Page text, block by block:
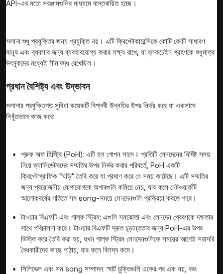
API-এর মতো সরঞ্জামগুলির মাধ্যমে বাস্তবায়িত হচ্ছে।
সলানা শুধু প্রযুক্তির জন্য প্রযুক্তি নয়। এটি ক্রিপ্টোকারেন্সিকে কোটি কোটি সাধারণ
মানুষ এবং ব্যবসার জন্য ব্যবহারযোগ্য করার লক্ষ্য রাখে, যা ব্লকচেইন গ্রহণকে শুধুমাত্র
উৎসুকদের মধ্যেই সীমাবদ্ধ রেখেছিল।
প্রধান বৈশিষ্ট্য এবং উদ্ভাবন
সলানার প্রযুক্তিগত সুবিধা কয়েকটি বিপ্লবী উন্নতির উপর নির্ভর করে যা একসাথে
নিখুঁতভাবে কাজ করে:
প্রুফ অফ হিস্ট্রি (PoH): এটি হল গোপন সাসে। প্রতিটি লেনদেনের নির্দিষ্ট সময়
নিয়ে ভ্যালিডেটরদের সম্মতির উপর নির্ভর করার পরিবর্তে, PoH একটি
ক্রিপ্টোগ্রাফিক “ঘড়ি” তৈরি করে যা প্রমাণ করে যে সময় কাটেছে। এটি সম্মতির
জন্য প্রয়োজনীয় যোগাযোগকে অপারগুলি কমিয়ে নেয়, যার ফলে নেটওয়ার্কটি
আলোকবর্ষের গতিতে সম song-সময়ে লেনদেনগুলি প্রক্রিয়া করতে পারে।
টাওয়ার বিএফটি এবং গাল্ফ স্ট্রিম: এগুলি সমঝোতা এবং লেনদেন প্রেরণকে দক্ষতার
সাথে পরিচালনা করে। টাওয়ার বিএফটি দ্রুত চূড়ান্ততার জন্য PoH-এর উপর
ভিত্তি করে তৈরি করা হয়, যখন গাল্ফ স্ট্রিম লেনদেনগুলিকে সময়ের আগেই সরাসরি
বৈধকারীদের কাছে পাঠায়, যার ফলে বিলম্ব কমে।
সিলিভেল এবং সম song সম্পাদন: স্মার্ট চুক্তিগুলি একের পর এক নয়, বরং